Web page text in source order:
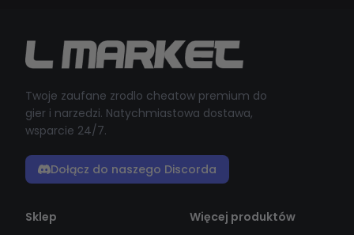
Twoje zaufane zrodlo cheatow premium do
gier i narzedzi. Natychmiastowa dostawa,
wsparcie 24/7.
Dołącz do naszego Discorda
Sklep
Więcej produktów